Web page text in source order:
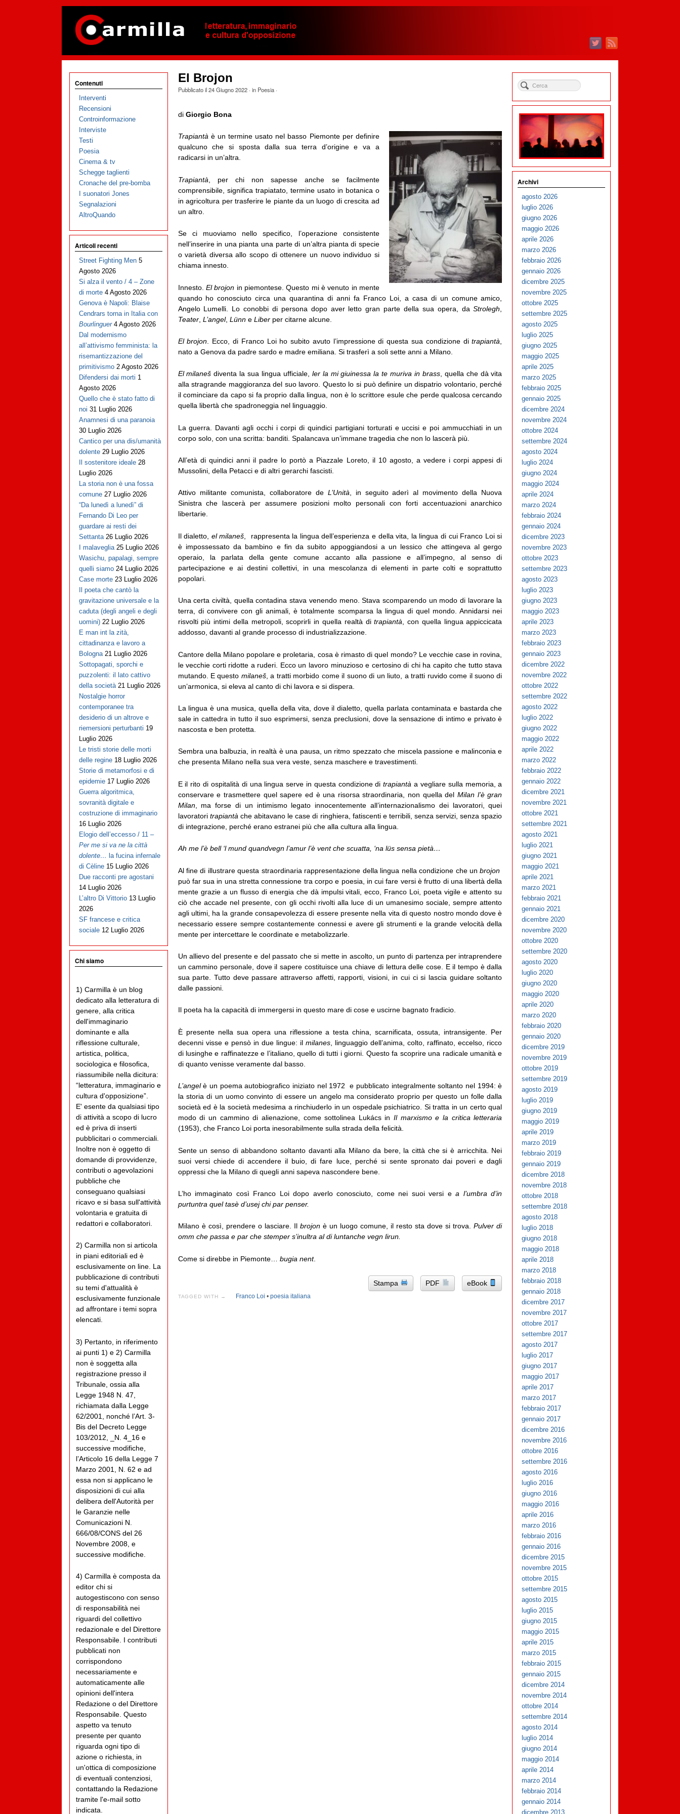
El Brojon
Pubblicato il24 Giugno 2022· in Poesia·
di Giorgio Bona
Trapiantàè un termine usato nel basso Piemonte per definire
qualcuno che si sposta dalla sua terra d’origine e va a
radicarsi in un’altra.
Trapiantà , per chi non sapesse anche se facilmente
comprensibile, significa trapiatato, termine usato in botanica o
in agricoltura per trasferire le piante da un luogo di crescita ad
un altro.
Se ci muoviamo nello specifico, l’operazione consistente
nell’inserire in una pianta una parte di un’altra pianta di specie
o varietà diversa allo scopo di ottenere un nuovo individuo si
chiama innesto.
Innesto. El brojon in piemontese. Questo mi è venuto in mente
quando ho conosciuto circa una quarantina di anni fa Franco Loi, a casa di un comune amico,
Angelo Lumelli. Lo conobbi di persona dopo aver letto gran parte della sua opera, daStrolegh
Teater, L’angel, L ünn e Liberper citarne alcune.
El brojon . Ecco, di Franco Loi ho subito avuto l’impressione di questa sua condizione ditrapiantà
nato a Genova da padre sardo e madre emiliana. Si trasferì a soli sette anni a Milano.
El milaneš diventa la sua lingua ufficiale, ler la mi giuinessa la te muriva in brass, quella che dà vita
alla stragrande maggioranza del suo lavoro. Questo lo si può definire un dispatrio volontario, perché
il cominciare da capo si fa proprio dalla lingua, non è lo scrittore esule che perde qualcosa cercando
quella libertà che spadroneggia nel linguaggio.
La guerra. Davanti agli occhi i corpi di quindici partigiani torturati e uccisi e poi ammucchiati in un
corpo solo, con una scritta: banditi. Spalancava un’immane tragedia che non lo lascerà più.
All’età di quindici anni il padre lo portò a Piazzale Loreto, il 10 agosto, a vedere i corpi appesi di
Mussolini, della Petacci e di altri gerarchi fascisti.
Attivo militante comunista, collaboratore de L’Unità, in seguito aderì al movimento della Nuova
Sinistra che lascerà per assumere posizioni molto personali con forti accentuazioni anarchico
libertarie.
Il dialetto, el milaneš , rappresenta la lingua dell’esperienza e della vita, la lingua di cui Franco Loi si
è impossessato da bambino e fin da subito appoggiandosi a un lessico che attingeva al gergo
operaio, la parlata della gente comune accanto alla passione e all’impegno, al senso di
partecipazione e ai destini collettivi, in una mescolanza di elementi in parte colti e soprattutto
popolari.
Una certa civiltà, quella contadina stava venendo meno. Stava scomparendo un modo di lavorare la
terra, di convivere con gli animali, è totalmente scomparsa la lingua di quel mondo. Annidarsi nei
risvolti più intimi della metropoli, scoprirli in quella realtà ditrapiantà, con quella lingua appiccicata
addosso, davanti al grande processo di industrializzazione.
Cantore della Milano popolare e proletaria, cosa è rimasto di quel mondo? Le vecchie case in rovina,
le vecchie corti ridotte a ruderi. Ecco un lavoro minuzioso e certosino di chi ha capito che tutto stava
mutando. E questo milaneš, a tratti morbido come il suono di un liuto, a tratti ruvido come il suono di
un’armonica, si eleva al canto di chi lavora e si dispera.
La lingua è una musica, quella della vita, dove il dialetto, quella parlata contaminata e bastarda che
sale in cattedra in tutto il suo esprimersi, senza preclusioni, dove la sensazione di intimo e privato è
nascosta e ben protetta.
Sembra una balbuzia, in realtà è una pausa, un ritmo spezzato che miscela passione e malinconia e
che presenta Milano nella sua vera veste, senza maschere e travestimenti.
E il rito di ospitalità di una lingua serve in questa condizione ditrapiantà a vegliare sulla memoria, a
conservare e trasmettere quel sapere ed è una risorsa straordinaria, non quella delMilan l’è gran
Milan, ma forse di un intimismo legato innocentemente all’internazionalismo dei lavoratori, quei
lavoratori trapiantà che abitavano le case di ringhiera, fatiscenti e terribili, senza servizi, senza spazio
di integrazione, perché erano estranei più che alla cultura alla lingua.
Ah me l’è bell ‘l mund quandvegn l’amur l’è vent che scuatta, ‘na lüs sensa pietà…
Al fine di illustrare questa straordinaria rappresentazione della lingua nella condizione che unbrojon
può far sua in una stretta connessione tra corpo e poesia, in cui fare versi è frutto di una libertà della
mente grazie a un flusso di energia che dà impulsi vitali, ecco, Franco Loi, poeta vigile e attento su
ciò che accade nel presente, con gli occhi rivolti alla luce di un umanesimo sociale, sempre attento
agli ultimi, ha la grande consapevolezza di essere presente nella vita di questo nostro mondo dove è
necessario essere sempre costantemente connessi e avere gli strumenti e la grande velocità della
mente per intercettare le coordinate e metabolizzarle.
Un allievo del presente e del passato che si mette in ascolto, un punto di partenza per intraprendere
un cammino personale, dove il sapere costituisce una chiave di lettura delle cose. E il tempo è dalla
sua parte. Tutto deve passare attraverso affetti, rapporti, visioni, in cui ci si lascia guidare soltanto
dalle passioni.
Il poeta ha la capacità di immergersi in questo mare di cose e uscirne bagnato fradicio.
È presente nella sua opera una riflessione a testa china, scarnificata, ossuta, intransigente. Per
decenni visse e pensò in due lingue: ilmilanes , linguaggio dell’anima, colto, raffinato, eccelso, ricco
di lusinghe e raffinatezze e l’italiano, quello di tutti i giorni. Questo fa scoprire una radicale umanità e
di quanto venisse veramente dal basso.
L’angelè un poema autobiografico iniziato nel 1972 e pubblicato integralmente soltanto nel 1994: è
la storia di un uomo convinto di essere un angelo ma considerato proprio per questo un folle dalla
società ed è la società medesima a rinchiuderlo in un ospedale psichiatrico. Si tratta in un certo qual
modo di un cammino di alienazione, come sottolinea Lukács inIl marxismo e la critica letteraria
(1953), che Franco Loi porta inesorabilmente sulla strada della felicità.
Sente un senso di abbandono soltanto davanti alla Milano da bere, la città che si è arricchita. Nei
suoi versi chiede di accendere il buio, di fare luce, perché si sente spronato dai poveri e dagli
oppressi che la Milano di quegli anni sapeva nascondere bene.
L’ho immaginato così Franco Loi dopo averlo conosciuto, come nei suoi versi ea l’umbra d’in
purtuntra quel tasè d’usej chi par penser.
Milano è così, prendere o lasciare. Il brojonè un luogo comune, il resto sta dove si trova.Pulver di
omm che passa e par che stemper s’inultra al di luntanche vegn lirun.
Come si direbbe in Piemonte… bugia nent.
Stampa PDF eBook
TAGGED WITH → Franco Loi •poesia italiana
Contenuti
Interventi
Recensioni
Controinformazione
Interviste
Testi
Poesia
Cinema & tv
Schegge taglienti
Cronache del pre-bomba
I suonatori Jones
Segnalazioni
AltroQuando
Articoli recenti
Street Fighting Men 5
Agosto 2026
Si alza il vento / 4 – Zone
di morte 4 Agosto 2026
Genova è Napoli: Blaise
Cendrars torna in Italia con
Bourlinguer 4 Agosto 2026
Dal modernismo
all’attivismo femminista: la
risemantizzazione del
primitivismo 2 Agosto 2026
Difendersi dai morti 1
Agosto 2026
Quello che è stato fatto di
noi 31 Luglio 2026
Anamnesi di una paranoia
30 Luglio 2026
Cantico per una dis/umanità
dolente 29 Luglio 2026
Il sostenitore ideale 28
Luglio 2026
La storia non è una fossa
comune 27 Luglio 2026
“Da lunedì a lunedì” di
Fernando Di Leo per
guardare ai resti dei
Settanta 26 Luglio 2026
I malaveglia 25 Luglio 2026
Wasichu, papalagi, sempre
quelli siamo 24 Luglio 2026
Case morte 23 Luglio 2026
Il poeta che cantò la
gravitazione universale e la
caduta (degli angeli e degli
uomini) 22 Luglio 2026
E man int la zità,
cittadinanza e lavoro a
Bologna 21 Luglio 2026
Sottopagati, sporchi e
puzzolenti: il lato cattivo
della società 21 Luglio 2026
Nostalgie horror
contemporanee tra
desiderio di un altrove e
riemersioni perturbanti 19
Luglio 2026
Le tristi storie delle morti
delle regine 18 Luglio 2026
Storie di metamorfosi e di
epidemie 17 Luglio 2026
Guerra algoritmica,
sovranità digitale e
costruzione di immaginario
16 Luglio 2026
Elogio dell’eccesso / 11 –
Per me si va ne la città
dolente… la fucina infernale
di Cèline 15 Luglio 2026
Due racconti pre agostani
14 Luglio 2026
L’altro Di Vittorio 13 Luglio
2026
SF francese e critica
sociale 12 Luglio 2026
Chi siamo
1) Carmilla è un blog
dedicato alla letteratura di
genere, alla critica
dell'immaginario
dominante e alla
riflessione culturale,
artistica, politica,
sociologica e filosofica,
riassumibile nella dicitura:
“letteratura, immaginario e
cultura d'opposizione”.
E' esente da qualsiasi tipo
di attività a scopo di lucro
ed è priva di inserti
pubblicitari o commerciali.
Inoltre non è oggetto di
domande di provvidenze,
contributi o agevolazioni
pubbliche che
conseguano qualsiasi
ricavo e si basa sull'attività
volontaria e gratuita di
redattori e collaboratori.
2) Carmilla non si articola
in piani editoriali ed è
esclusivamente on line. La
pubblicazione di contributi
su temi d'attualità è
esclusivamente funzionale
ad affrontare i temi sopra
elencati.
3) Pertanto, in riferimento
ai punti 1) e 2) Carmilla
non è soggetta alla
registrazione presso il
Tribunale, ossia alla
Legge 1948 N. 47,
richiamata dalla Legge
62/2001, nonché l’Art. 3-
Bis del Decreto Legge
103/2012, _N. 4_16 e
successive modifiche,
l’Articolo 16 della Legge 7
Marzo 2001, N. 62 e ad
essa non si applicano le
disposizioni di cui alla
delibera dell'Autorità per
le Garanzie nelle
Comunicazioni N.
666/08/CONS del 26
Novembre 2008, e
successive modifiche.
4) Carmilla è composta da
editor chi si
autogestiscono con senso
di responsabilità nei
riguardi del collettivo
redazionale e del Direttore
Responsabile. I contributi
pubblicati non
corrispondono
necessariamente e
automaticamente alle
opinioni dell'intera
Redazione o del Direttore
Responsabile. Questo
aspetto va tenuto
presente per quanto
riguarda ogni tipo di
azione o richiesta, in
un'ottica di composizione
di eventuali contenziosi,
contattando la Redazione
tramite l'e-mail sotto
indicata.
Archivi
agosto 2026
luglio 2026
giugno 2026
maggio 2026
aprile 2026
marzo 2026
febbraio 2026
gennaio 2026
dicembre 2025
novembre 2025
ottobre 2025
settembre 2025
agosto 2025
luglio 2025
giugno 2025
maggio 2025
aprile 2025
marzo 2025
febbraio 2025
gennaio 2025
dicembre 2024
novembre 2024
ottobre 2024
settembre 2024
agosto 2024
luglio 2024
giugno 2024
maggio 2024
aprile 2024
marzo 2024
febbraio 2024
gennaio 2024
dicembre 2023
novembre 2023
ottobre 2023
settembre 2023
agosto 2023
luglio 2023
giugno 2023
maggio 2023
aprile 2023
marzo 2023
febbraio 2023
gennaio 2023
dicembre 2022
novembre 2022
ottobre 2022
settembre 2022
agosto 2022
luglio 2022
giugno 2022
maggio 2022
aprile 2022
marzo 2022
febbraio 2022
gennaio 2022
dicembre 2021
novembre 2021
ottobre 2021
settembre 2021
agosto 2021
luglio 2021
giugno 2021
maggio 2021
aprile 2021
marzo 2021
febbraio 2021
gennaio 2021
dicembre 2020
novembre 2020
ottobre 2020
settembre 2020
agosto 2020
luglio 2020
giugno 2020
maggio 2020
aprile 2020
marzo 2020
febbraio 2020
gennaio 2020
dicembre 2019
novembre 2019
ottobre 2019
settembre 2019
agosto 2019
luglio 2019
giugno 2019
maggio 2019
aprile 2019
marzo 2019
febbraio 2019
gennaio 2019
dicembre 2018
novembre 2018
ottobre 2018
settembre 2018
agosto 2018
luglio 2018
giugno 2018
maggio 2018
aprile 2018
marzo 2018
febbraio 2018
gennaio 2018
dicembre 2017
novembre 2017
ottobre 2017
settembre 2017
agosto 2017
luglio 2017
giugno 2017
maggio 2017
aprile 2017
marzo 2017
febbraio 2017
gennaio 2017
dicembre 2016
novembre 2016
ottobre 2016
settembre 2016
agosto 2016
luglio 2016
giugno 2016
maggio 2016
aprile 2016
marzo 2016
febbraio 2016
gennaio 2016
dicembre 2015
novembre 2015
ottobre 2015
settembre 2015
agosto 2015
luglio 2015
giugno 2015
maggio 2015
aprile 2015
marzo 2015
febbraio 2015
gennaio 2015
dicembre 2014
novembre 2014
ottobre 2014
settembre 2014
agosto 2014
luglio 2014
giugno 2014
maggio 2014
aprile 2014
marzo 2014
febbraio 2014
gennaio 2014
dicembre 2013